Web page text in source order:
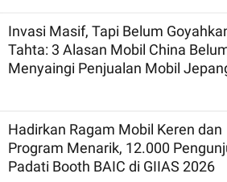
Invasi Masif, Tapi Belum
Tahta: 3 Alasan Mobil China
Menyaingi Penjualan Mobil
Hadirkan Ragam Mobil Keren dan
Program Menarik, 12.000
Padati Booth BAIC di GIIAS 2026